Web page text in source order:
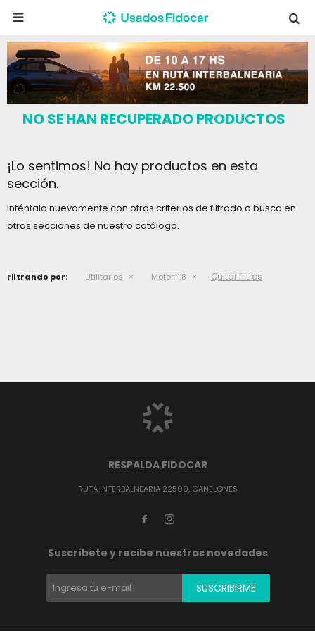

NO SE HAN RECUPERADO PRODUCTOS
¡Lo sentimos! No hay productos en esta
sección.
Inténtalo nuevamente con otros criterios de filtrado o busca en
otras secciones de nuestro catálogo.
Filtrando por: Utilitarios Motor: 1.8 Quitar filtros
RESPALDA FIDOCAR
RUTA INTERBALNEARIA 22500, CANELONES
 
Suscríbete y recibe nuestras novedades
SUSCRIBIRME